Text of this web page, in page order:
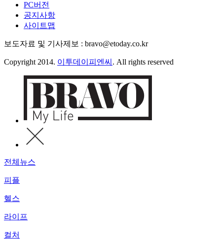
PC버전
공지사항
사이트맵
보도자료 및 기사제보 : bravo@etoday.co.kr
Copyright 2014. 이투데이피엔씨 . All rights reserved
전체뉴스
피플
헬스
라이프
컬처